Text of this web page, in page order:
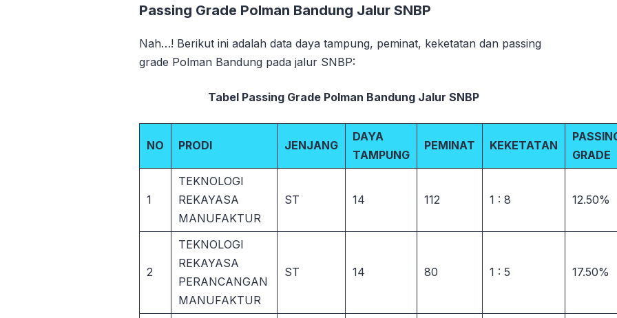
Passing Grade Polman Bandung Jalur SNBP
Nah…! Berikut ini adalah data daya tampung, peminat, keketatan dan passing
grade Polman Bandung pada jalur SNBP:
Tabel Passing Grade Polman Bandung Jalur SNBP
NO PRODI JENJANG
DAYA
TAMPUNG
PEMINAT KEKETATAN
GRADE
1
TEKNOLOGI
REKAYASA
MANUFAKTUR
ST 14 112 1 : 8 12.50%
2
TEKNOLOGI
REKAYASA
PERANCANGAN
MANUFAKTUR
ST 14 80 1 : 5 17.50%